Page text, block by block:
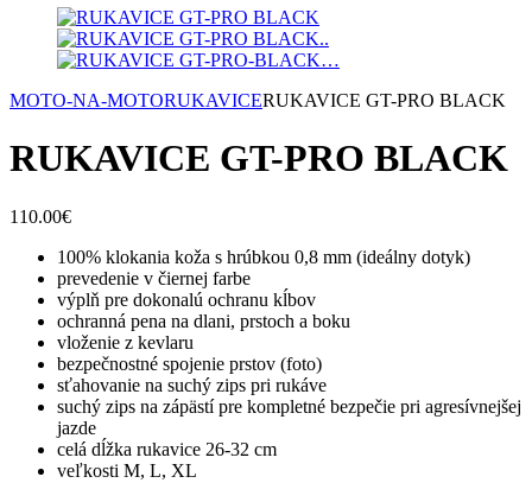
MOTO-NA-MOTORUKAVICERUKAVICE GT-PRO BLACK
RUKAVICE GT-PRO BLACK
110.00€
100% klokania koža s hrúbkou 0,8 mm (ideálny dotyk)
prevedenie v čiernej farbe
výplň pre dokonalú ochranu kĺbov
ochranná pena na dlani, prstoch a boku
vloženie z kevlaru
bezpečnostné spojenie prstov (foto)
sťahovanie na suchý zips pri rukáve
suchý zips na zápästí pre kompletné bezpečie pri agresívnejšej
jazde
celá dĺžka rukavice 26-32 cm
veľkosti M, L, XL